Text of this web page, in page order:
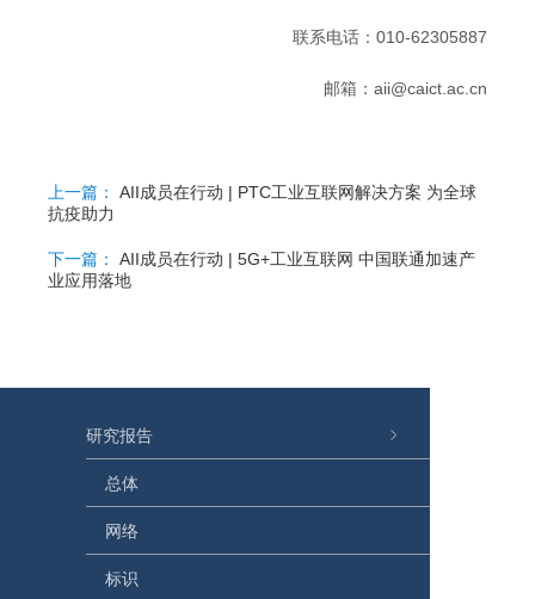
联系电话：010-62305887
邮箱：aii@caict.ac.cn
上一篇：
AII成员在行动 | PTC工业互联网解决方案 为全球
抗疫助力
下一篇：
AII成员在行动 | 5G+工业互联网 中国联通加速产
业应用落地
研究报告
总体
网络
标识